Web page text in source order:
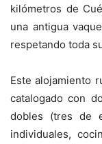
kilómetros de
una antigua
respetando toda
Este alojamiento
catalogado con
dobles (tres de
individuales,